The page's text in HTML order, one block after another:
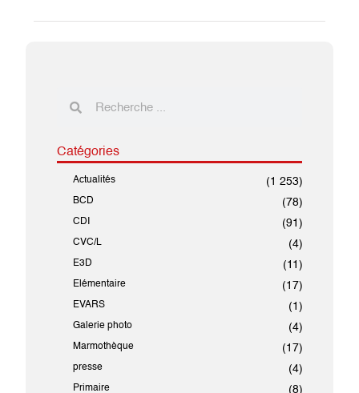
Catégories
Actualités (1 253)
BCD (78)
CDI (91)
CVC/L (4)
E3D (11)
Elémentaire (17)
EVARS (1)
Galerie photo (4)
Marmothèque (17)
presse (4)
Primaire (8)